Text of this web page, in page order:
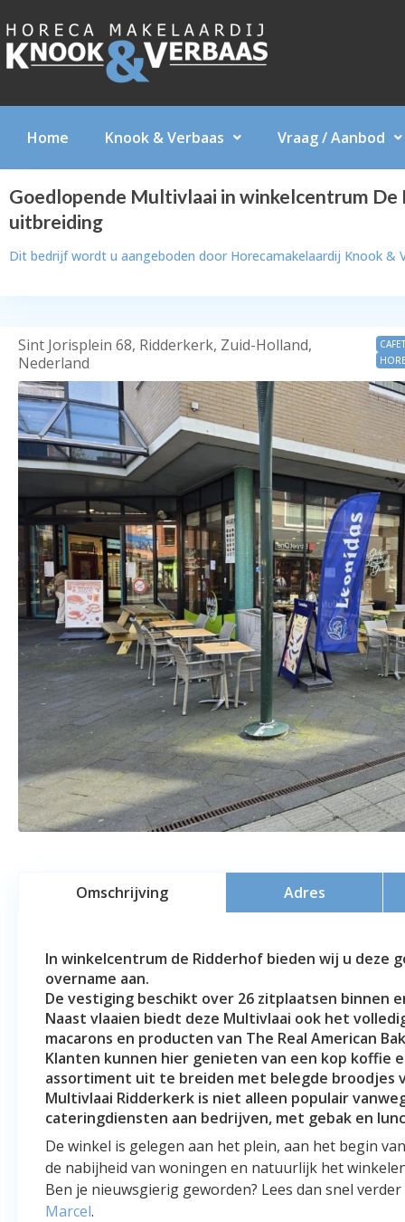
Home Knook & Verbaas Vraag / Aanbod
Goedlopende Multivlaai in winkelcentrum
uitbreiding
Dit bedrijf wordt u aangeboden door Horecamakelaardij Knook &
Sint Jorisplein 68, Ridderkerk, Zuid-Holland,
Nederland
Omschrijving Adres
In winkelcentrum de Ridderhof bieden wij u deze
overname aan.
De vestiging beschikt over 26 zitplaatsen binnen
Naast vlaaien biedt deze Multivlaai ook het
macarons en producten van The Real American
Klanten kunnen hier genieten van een kop koffie
assortiment uit te breiden met belegde broodjes
Multivlaai Ridderkerk is niet alleen populair
cateringdiensten aan bedrijven, met gebak en
De winkel is gelegen aan het plein, aan het begin
de nabijheid van woningen en natuurlijk het
Ben je nieuwsgierig geworden? Lees dan snel
Marcel.